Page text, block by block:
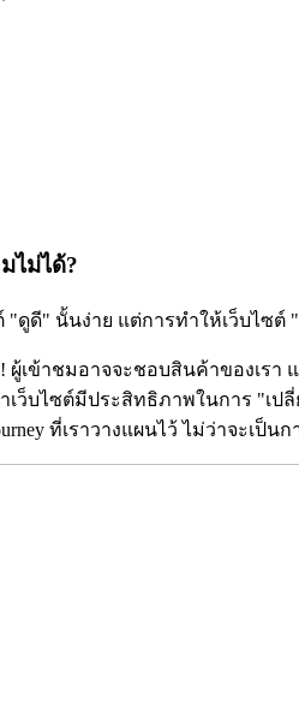
ไม่ได้?
"ดูดี" นั้นง่าย แต่การทำให้เว็บไซต์
เข้าชมอาจจะชอบสินค้าของเรา
ว็บไซต์มีประสิทธิภาพในการ "เป
ที่เราวางแผนไว้ ไม่ว่าจะเป็